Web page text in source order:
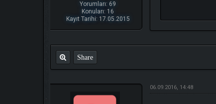
Yorumları: 69
Konuları: 16
Kayıt Tarihi: 17.05.2015
Share
06.09.2016, 14:48